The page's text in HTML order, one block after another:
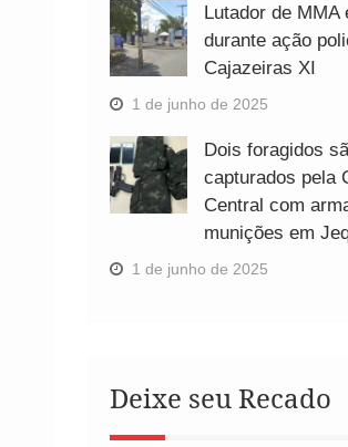
Lutador de MMA
durante ação
Cajazeiras XI
1 de junho de 2025
Dois foragidos
capturados pela
Central com
munições em
1 de junho de 2025
Deixe seu Recado